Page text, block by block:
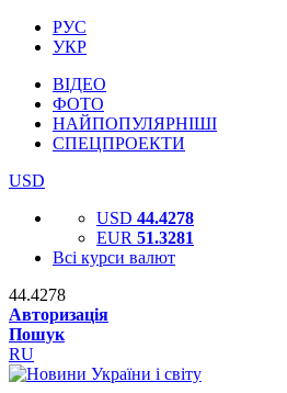
РУС
УКР
ВІДЕО
ФОТО
НАЙПОПУЛЯРНІШІ
СПЕЦПРОЕКТИ
USD
USD 44.4278
EUR 51.3281
Всі курси валют
44.4278
Авторизація
Пошук
RU